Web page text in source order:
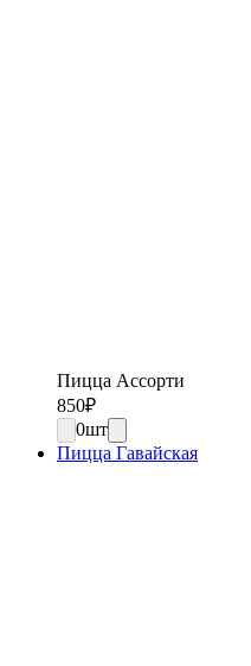
Пицца Ассорти
850₽
0шт
Пицца Гавайская